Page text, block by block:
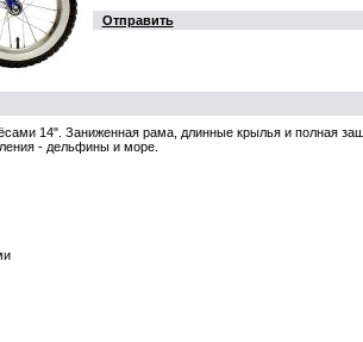
Отправить
14". Заниженная рама, длинные крылья и полная
- дельфины и море.